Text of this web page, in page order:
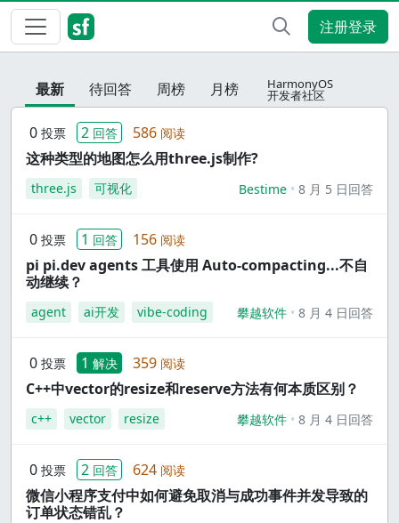
注册登录
最新 待回答 周榜 月榜 HarmonyOS
开发者社区
0 投票 2 回答 586 阅读
这种类型的地图怎么用three.js制作?
three.js 可视化 Bestime 8 月 5 日回答
0 投票 1 回答 156 阅读
pi pi.dev agents 工具使用 Auto-compacting...不自
动继续？
agent ai开发 vibe-coding 攀越软件 8 月 4 日回答
0 投票 1 解决 359 阅读
C++中vector的resize和reserve方法有何本质区别？
c++ vector resize 攀越软件 8 月 4 日回答
0 投票 2 回答 624 阅读
微信小程序支付中如何避免取消与成功事件并发导致的
订单状态错乱？